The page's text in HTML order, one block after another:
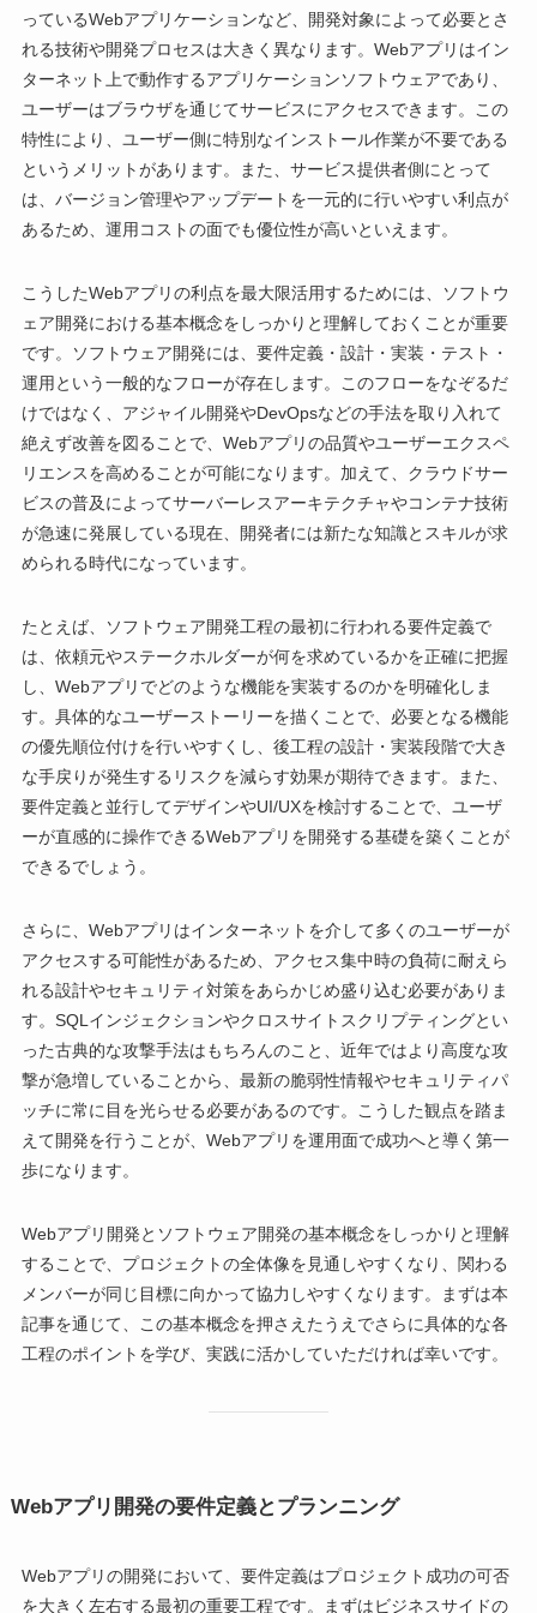
っているWebアプリケーションなど、開発対象によって必要とさ
れる技術や開発プロセスは大きく異なります。Webアプリはイン
ターネット上で動作するアプリケーションソフトウェアであり、
ユーザーはブラウザを通じてサービスにアクセスできます。この
特性により、ユーザー側に特別なインストール作業が不要である
というメリットがあります。また、サービス提供者側にとって
は、バージョン管理やアップデートを一元的に行いやすい利点が
あるため、運用コストの面でも優位性が高いといえます。
こうしたWebアプリの利点を最大限活用するためには、ソフトウ
ェア開発における基本概念をしっかりと理解しておくことが重要
です。ソフトウェア開発には、要件定義・設計・実装・テスト・
運用という一般的なフローが存在します。このフローをなぞるだ
けではなく、アジャイル開発やDevOpsなどの手法を取り入れて
絶えず改善を図ることで、Webアプリの品質やユーザーエクスペ
リエンスを高めることが可能になります。加えて、クラウドサー
ビスの普及によってサーバーレスアーキテクチャやコンテナ技術
が急速に発展している現在、開発者には新たな知識とスキルが求
められる時代になっています。
たとえば、ソフトウェア開発工程の最初に行われる要件定義で
は、依頼元やステークホルダーが何を求めているかを正確に把握
し、Webアプリでどのような機能を実装するのかを明確化しま
す。具体的なユーザーストーリーを描くことで、必要となる機能
の優先順位付けを行いやすくし、後工程の設計・実装段階で大き
な手戻りが発生するリスクを減らす効果が期待できます。また、
要件定義と並行してデザインやUI/UXを検討することで、ユーザ
ーが直感的に操作できるWebアプリを開発する基礎を築くことが
できるでしょう。
さらに、Webアプリはインターネットを介して多くのユーザーが
アクセスする可能性があるため、アクセス集中時の負荷に耐えら
れる設計やセキュリティ対策をあらかじめ盛り込む必要がありま
す。SQLインジェクションやクロスサイトスクリプティングとい
った古典的な攻撃手法はもちろんのこと、近年ではより高度な攻
撃が急増していることから、最新の脆弱性情報やセキュリティパ
ッチに常に目を光らせる必要があるのです。こうした観点を踏ま
えて開発を行うことが、Webアプリを運用面で成功へと導く第一
歩になります。
Webアプリ開発とソフトウェア開発の基本概念をしっかりと理解
することで、プロジェクトの全体像を見通しやすくなり、関わる
メンバーが同じ目標に向かって協力しやすくなります。まずは本
記事を通じて、この基本概念を押さえたうえでさらに具体的な各
工程のポイントを学び、実践に活かしていただければ幸いです。
Webアプリ開発の要件定義とプランニング
Webアプリの開発において、要件定義はプロジェクト成功の可否
を大きく左右する最初の重要工程です。まずはビジネスサイドの